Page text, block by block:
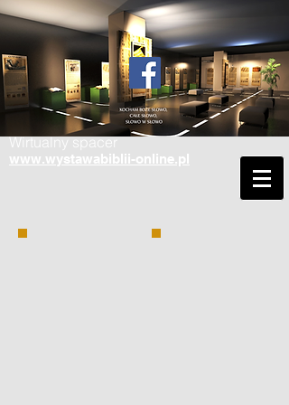
Wirtualny spacer
www.wystawabiblii-online.pl